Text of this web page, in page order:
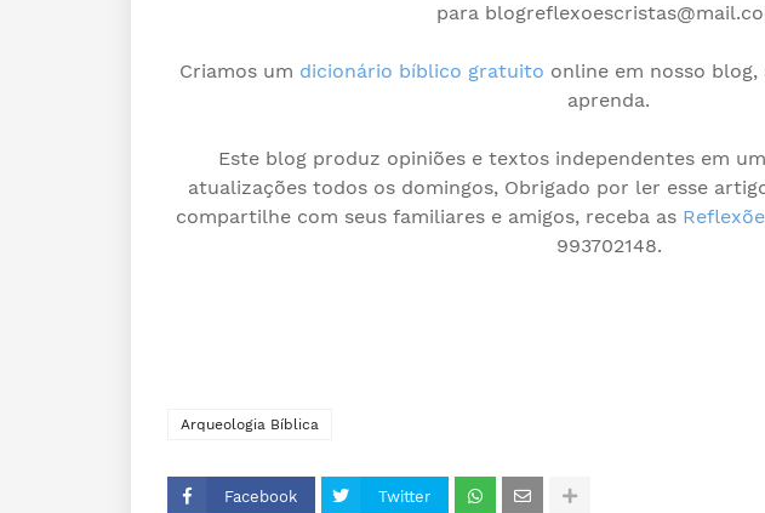
para
Criamos um dicionário bíblico gratuito online em nosso
aprenda.
Este blog produz opiniões e textos independentes em
atualizações todos os domingos, Obrigado por ler esse
compartilhe com seus familiares e amigos, receba as
993702148.
Arqueologia Bíblica
Facebook Twitter